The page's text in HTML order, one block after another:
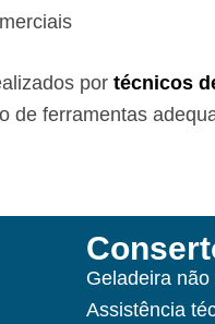
por técnicos
de ferramentas
Geladeira
Assistência